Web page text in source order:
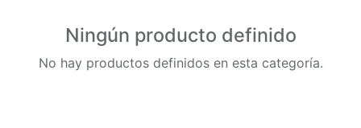
Ningún producto definido
No hay productos definidos en esta categoría.